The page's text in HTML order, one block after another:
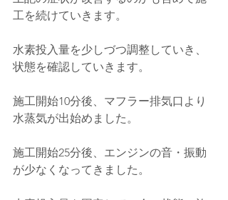
工を続けていきます。
水素投入量を少しづつ調整していき、
状態を確認していきます。
施工開始10分後、マフラー排気口より
水蒸気が出始めました。
施工開始25分後、エンジンの音・振動
が少なくなってきました。